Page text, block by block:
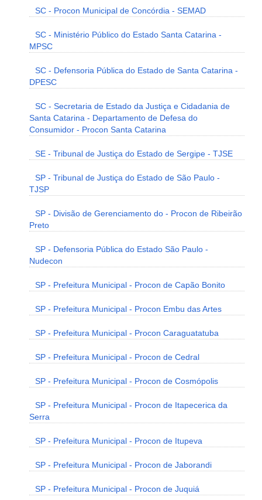
SC - Procon Municipal de Concórdia - SEMAD
SC - Ministério Público do Estado Santa Catarina -
MPSC
SC - Defensoria Pública do Estado de Santa Catarina -
DPESC
SC - Secretaria de Estado da Justiça e Cidadania de
Santa Catarina - Departamento de Defesa do
Consumidor - Procon Santa Catarina
SE - Tribunal de Justiça do Estado de Sergipe - TJSE
SP - Tribunal de Justiça do Estado de São Paulo -
TJSP
SP - Divisão de Gerenciamento do - Procon de Ribeirão
Preto
SP - Defensoria Pública do Estado São Paulo -
Nudecon
SP - Prefeitura Municipal - Procon de Capão Bonito
SP - Prefeitura Municipal - Procon Embu das Artes
SP - Prefeitura Municipal - Procon Caraguatatuba
SP - Prefeitura Municipal - Procon de Cedral
SP - Prefeitura Municipal - Procon de Cosmópolis
SP - Prefeitura Municipal - Procon de Itapecerica da
Serra
SP - Prefeitura Municipal - Procon de Itupeva
SP - Prefeitura Municipal - Procon de Jaborandi
SP - Prefeitura Municipal - Procon de Juquiá